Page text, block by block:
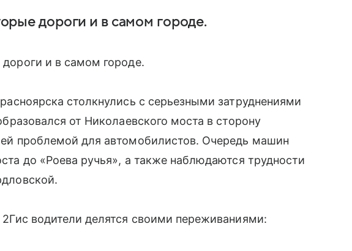
дороги и в самом городе.
и в самом городе.
столкнулись с серьезными затруднениями
от Николаевского моста в сторону
проблемой для автомобилистов. Очередь машин
до «Роева ручья», а также наблюдаются трудности
водители делятся своими переживаниями: